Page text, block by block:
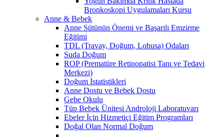
Bronkoskopi Uygulamaları Kursu
Anne & Bebek
Anne Sütünün Önemi ve Başarılı Emzirme
Eğitimi
TDL (Travay, Doğum, Lohusa) Odaları
Suda Doğum
ROP (Prematüre Retinopatisi Tanı ve Tedavi
Merkezi)
Doğum İstatistikleri
Anne Dostu ve Bebek Dostu
Gebe Okulu
Tüp Bebek Ünitesi Androloji Laboratuvarı
Ebeler İçin Hizmetiçi Eğitim Programları
Doğal Olan Normal Doğum